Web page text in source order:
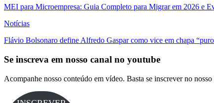
MEI para Microempresa: Guia Completo para Migrar em 2026 e
Notícias
Flávio Bolsonaro define Alfredo Gaspar como vice em chapa
Se inscreva em nosso canal no youtube
Acompanhe nosso conteúdo em vídeo. Basta se inscrever no nosso